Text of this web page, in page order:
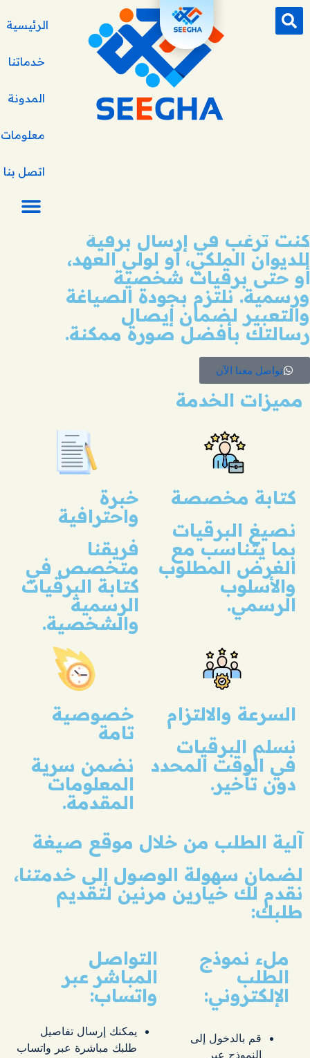
الرئيسية
خدماتنا
المدونة
معلومات
اتصل بنا
كنت ترغب في إرسال برقية
للديوان الملكي، أو لولي العهد،
أو حتى برقيات شخصية
ورسمية. نلتزم بجودة الصياغة
والتعبير لضمان إيصال
رسالتك بأفضل صورة ممكنة.
تواصل معنا الآن
مميزات الخدمة
كتابة مخصصة
نصيغ البرقيات
بما يتناسب مع
الغرض المطلوب
والأسلوب
الرسمي.
خبرة
واحترافية
فريقنا
متخصص في
كتابة البرقيات
الرسمية
والشخصية.
السرعة والالتزام
نسلم البرقيات
في الوقت المحدد
دون تأخير.
خصوصية
تامة
نضمن سرية
المعلومات
المقدمة.
آلية الطلب من خلال موقع صيغة
لضمان سهولة الوصول إلى خدمتنا،
نقدم لك خيارين مرنين لتقديم
طلبك:
ملء نموذج
الطلب
الإلكتروني:
قم بالدخول إلى
النموذج عبر
التواصل
المباشر عبر
واتساب:
يمكنك إرسال تفاصيل
طلبك مباشرة عبر واتساب